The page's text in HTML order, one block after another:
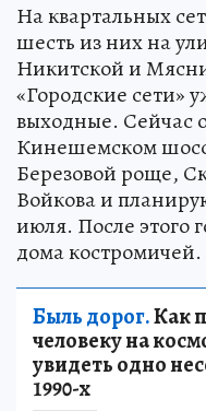
На квартальных
шесть из них на
Никитской и
«Городские сети»
выходные. Сейчас
Кинешемском
Березовой роще,
Войкова и
июля. После этого
дома костромичей.
Быль дорог.Как
человеку на
увидеть одно
1990-х